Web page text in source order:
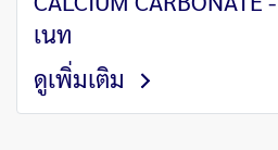
เนท
ดูเพิ่มเติม